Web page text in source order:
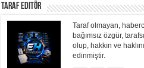
Taraf Editör
Taraf olmayan,
bağımsız özgür,
olup, hakkın ve
edinmiştir.